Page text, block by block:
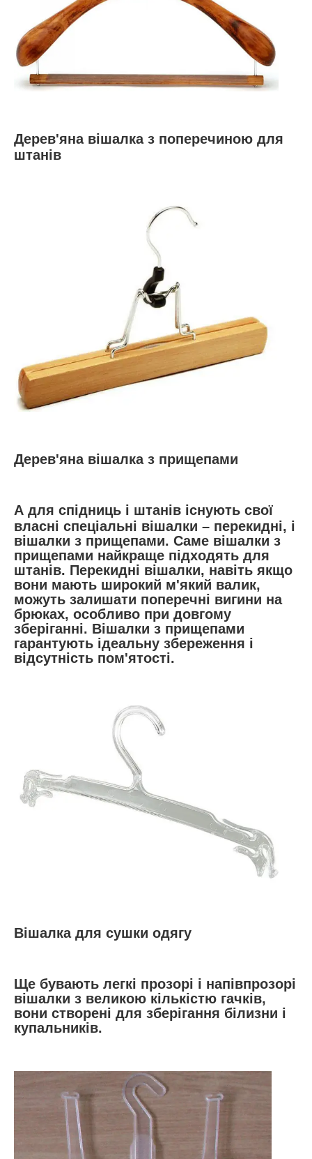
Дерев'яна вішалка з поперечиною для
штанів
Дерев'яна вішалка з прищепами
А для спідниць і штанів існують свої
власні спеціальні вішалки – перекидні, і
вішалки з прищепами. Саме вішалки з
прищепами найкраще підходять для
штанів. Перекидні вішалки, навіть якщо
вони мають широкий м'який валик,
можуть залишати поперечні вигини на
брюках, особливо при довгому
зберіганні. Вішалки з прищепами
гарантують ідеальну збереження і
відсутність пом'ятості.
Вішалка для сушки одягу
Ще бувають легкі прозорі і напівпрозорі
вішалки з великою кількістю гачків,
вони створені для зберігання білизни і
купальників.